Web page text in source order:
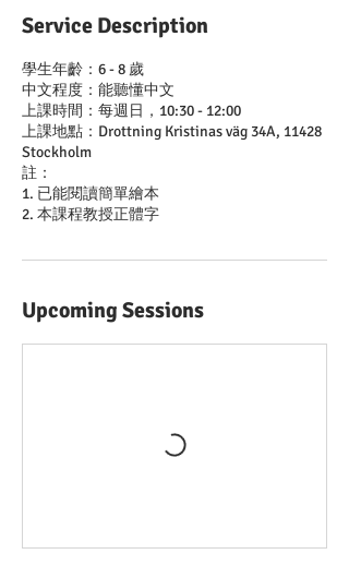
Service Description
學生年齡：6 - 8 歲
中文程度：能聽懂中文
上課時間：每週日，10:30 - 12:00
上課地點：Drottning Kristinas väg 34A, 11428
Stockholm
註：
1. 已能閱讀簡單繪本
2. 本課程教授正體字
Upcoming Sessions